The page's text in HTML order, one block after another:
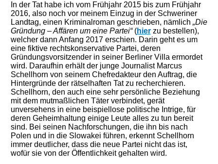
In der Tat habe ich vom Frühjahr 2015 bis zum Frühjahr
2016, also noch vor meinem Einzug in der Schweriner
Landtag, einen Kriminalroman geschrieben, nämlich „Die
Gründung – Affären um eine Partei“(hier zu bestellen),
welcher dann Anfang 2017 erschien. Darin geht es um
eine fiktive rechtskonservative Partei, deren
Gründungsvorsitzender in seiner Berliner Villa ermordet
wird. Daraufhin erhält derjunge Journalist Marcus
Schellhorn von seinem Chefredakteur den Auftrag, die
Hintergründe der rätselhaften Tat zu recherchieren.
Schellhorn, den auch eine sehr persönliche Beziehung
mit dem mutmaßlichen Täter verbindet, gerät
unversehens in eine beispiellose politische Intrige, für
deren Geheimhaltung einige Leute alles zu tun bereit
sind. Bei seinen Nachforschungen, die ihn bis nach
Polen und in die Slowakei führen, erkennt Schellhorn
immer deutlicher, dass die neue Partei nicht das ist,
wofür sie von der Öffentlichkeit gehalten wird.